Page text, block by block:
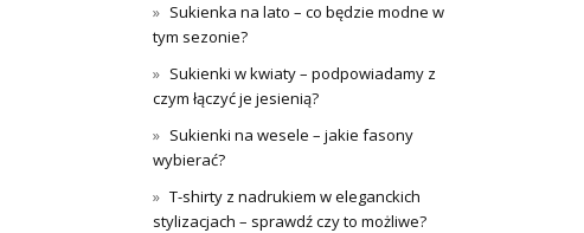
Sukienka na lato – co będzie modne w
tym sezonie?
Sukienki w kwiaty – podpowiadamy z
czym łączyć je jesienią?
Sukienki na wesele – jakie fasony
wybierać?
T-shirty z nadrukiem w eleganckich
stylizacjach – sprawdź czy to możliwe?